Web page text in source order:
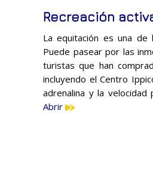
Recreación
La equitación es una
Puede pasear por las
turistas que han
incluyendo el Centro
adrenalina y la
Abrir